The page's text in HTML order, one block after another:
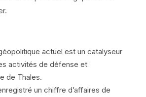
actuel est un catalyseur
activités de défense et
de Thales.
un chiffre d’affaires de